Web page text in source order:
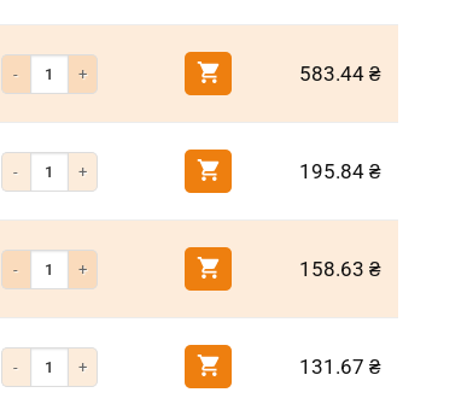
Кількість Біта РН2 150 мм хрестоподібна (Milwaukee)
583.44 ₴
Кількість Біта хрестоподібна PH2 250 мм титанове напилення
195.84 ₴
Кількість Біта хрестоподібна PH2 200 мм титанове напилення
158.63 ₴
Кількість Біта хрестоподібна PH2 150 мм титанове напилення
131.67 ₴